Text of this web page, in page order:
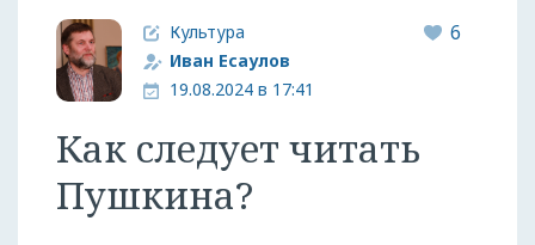
Культура
Иван Есаулов
19.08.2024 в 17:41
6
Как следует читать
Пушкина?